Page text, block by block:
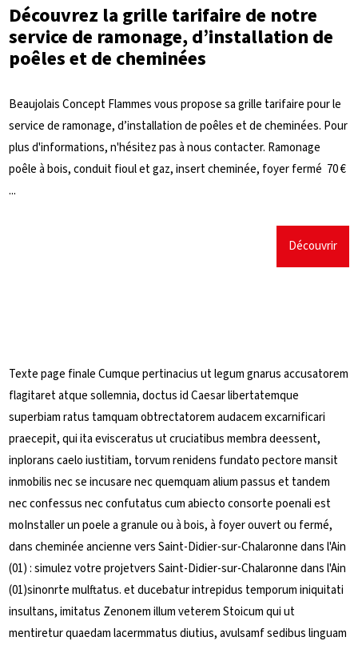
Découvrez la grille tarifaire de notre
service de ramonage, d’installation de
poêles et de cheminées
Beaujolais Concept Flammes vous propose sa grille tarifaire pour le
service de ramonage, d’installation de poêles et de cheminées. Pour
plus d'informations, n'hésitez pas à nous contacter. Ramonage
poêle à bois, conduit fioul et gaz, insert cheminée, foyer fermé 70 €
...
Découvrir
Texte page finale Cumque pertinacius ut legum gnarus accusatorem
flagitaret atque sollemnia, doctus id Caesar libertatemque
superbiam ratus tamquam obtrectatorem audacem excarnificari
praecepit, qui ita evisceratus ut cruciatibus membra deessent,
inplorans caelo iustitiam, torvum renidens fundato pectore mansit
inmobilis nec se incusare nec quemquam alium passus et tandem
nec confessus nec confutatus cum abiecto consorte poenali est
moInstaller un poele a granule ou à bois, à foyer ouvert ou fermé,
dans cheminée ancienne vers Saint-Didier-sur-Chalaronne dans l'Ain
(01) : simulez votre projetvers Saint-Didier-sur-Chalaronne dans l'Ain
(01)sinonrte mulftatus. et ducebatur intrepidus temporum iniquitati
insultans, imitatus Zenonem illum veterem Stoicum qui ut
mentiretur quaedam lacermmatus diutius, avulsamf sedibus linguam